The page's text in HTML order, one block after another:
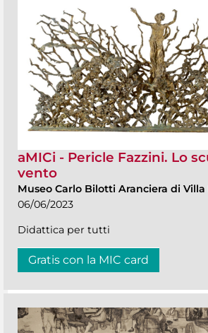
aMICi - Pericle Fazzini. Lo
vento
Museo Carlo Bilotti Aranciera di
06/06/2023
Didattica per tutti
Gratis con la MIC card